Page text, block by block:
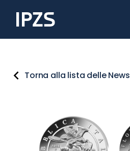
Torna alla lista delle News